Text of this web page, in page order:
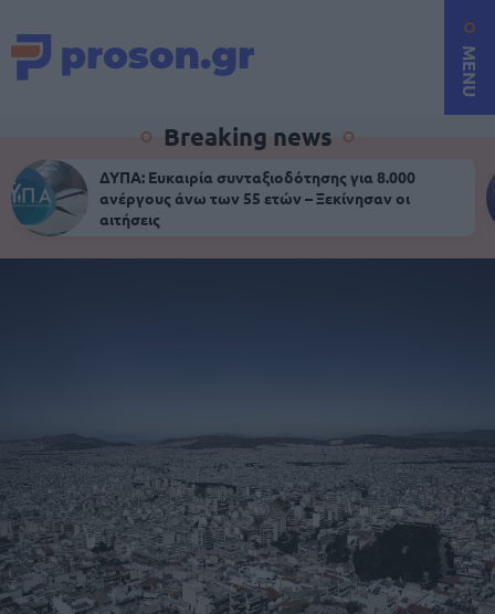
MENU
Breaking news
ΔΥΠΑ: Ευκαιρία συνταξιοδότησης για 8.000
ανέργους άνω των 55 ετών – Ξεκίνησαν οι
αιτήσεις